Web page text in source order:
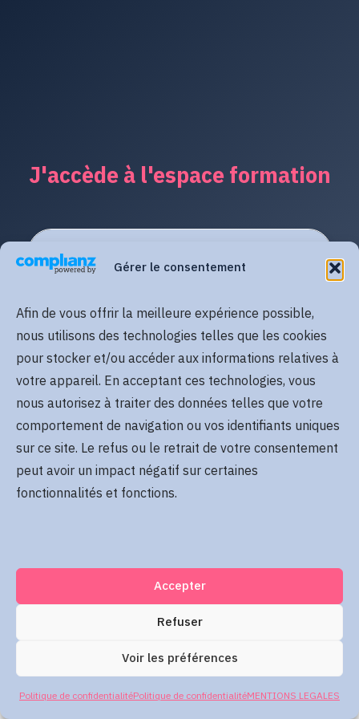
Gérer le consentement
Afin de vous offrir la meilleure expérience possible,
nous utilisons des technologies telles que les cookies
pour stocker et/ou accéder aux informations relatives à
votre appareil. En acceptant ces technologies, vous
nous autorisez à traiter des données telles que votre
comportement de navigation ou vos identifiants uniques
sur ce site. Le refus ou le retrait de votre consentement
peut avoir un impact négatif sur certaines
fonctionnalités et fonctions.
Accepter
Refuser
Voir les préférences
Politique de confidentialitéPolitique de confidentialitéMENTIONS LEGALES
J'accède à l'espace formation
Se rappeler de moi
Mot de passe oublié
Me connecter